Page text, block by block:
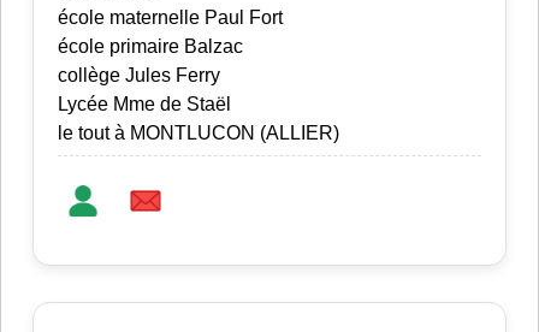
école maternelle Paul Fort
école primaire Balzac
collège Jules Ferry
Lycée Mme de Staël
le tout à MONTLUCON (ALLIER)